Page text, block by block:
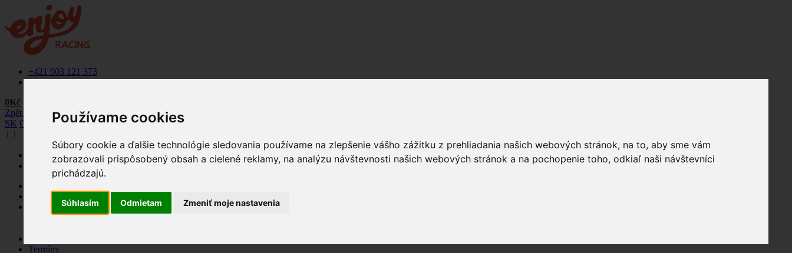
Používame cookies
Súbory cookie a ďalšie technológie sledovania používame na zlepšenie vášho zážitku z prehliadania našich webových stránok, na to, aby sme vám
zobrazovali prispôsobený obsah a cielené reklamy, na analýzu návštevnosti našich webových stránok a na pochopenie toho, odkiaľ naši návštevníci
prichádzajú.
Súhlasím Odmietam Zmeniť moje nastavenia
+421 903 121 373
info@enjoyracing.cz
0Kč
Zpět na web
SK CZ
+421 903 121 373
info@enjoyracing.cz
Ponuka
Naše okruhy
Letištní okruhy
Termíny